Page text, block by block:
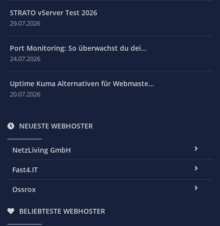
STRATO vServer Test 2026
29.07.2026
Port Monitoring: So überwachst du dei...
24.07.2026
Uptime Kuma Alternativen für Webmaste...
20.07.2026
NEUESTE WEBHOSTER
NetzLiving GmbH
Fast4.IT
Ossrox
BELIEBTESTE WEBHOSTER